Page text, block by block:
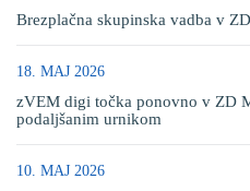
Brezplačna skupinska vadba v
18. MAJ 2026
zVEM digi točka ponovno v ZD
podaljšanim urnikom
10. MAJ 2026